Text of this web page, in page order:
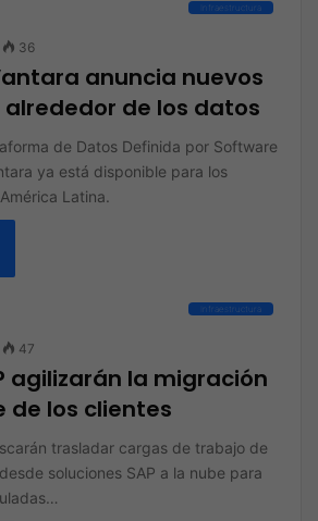
Infraestructura
36
anuncia nuevos
alrededor de los datos
de Datos Definida por Software
ya está disponible para los
Latina.
Infraestructura
47
agilizarán la migración
de los clientes
trasladar cargas de trabajo de
soluciones SAP a la nube para